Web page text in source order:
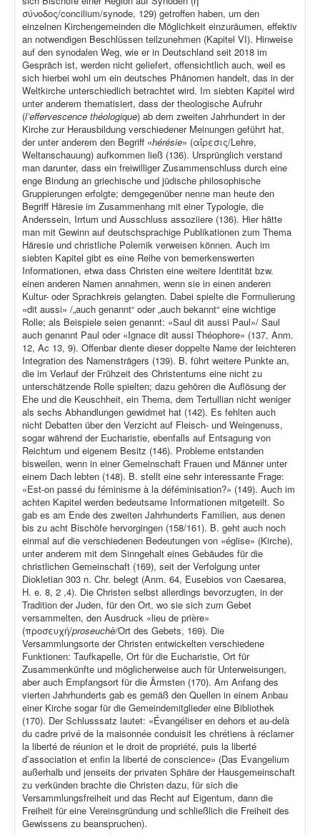
σύνοδος/concilium/synode, 129) getroffen haben, um den
einzelnen Kirchengemeinden die Möglichkeit einzuräumen, effektiv
an notwendigen Beschlüssen teilzunehmen (Kapitel VI). Hinweise
auf den synodalen Weg, wie er in Deutschland seit 2018 im
Gespräch ist, werden nicht geliefert, offensichtlich auch, weil es
sich hierbei wohl um ein deutsches Phänomen handelt, das in der
Weltkirche unterschiedlich betrachtet wird. Im siebten Kapitel wird
unter anderem thematisiert, dass der theologische Aufruhr
(l’effervescence théologique) ab dem zweiten Jahrhundert in der
Kirche zur Herausbildung verschiedener Meinungen geführt hat,
der unter anderem den Begriff «hérésie» (αἵρεσις/Lehre,
Weltanschauung) aufkommen ließ (136). Ursprünglich verstand
man darunter, dass ein freiwilliger Zusammenschluss durch eine
enge Bindung an griechische und jüdische philosophische
Gruppierungen erfolgte; demgegenüber nenne man heute den
Begriff Häresie im Zusammenhang mit einer Typologie, die
Anderssein, Irrtum und Ausschluss assoziiere (136). Hier hätte
man mit Gewinn auf deutschsprachige Publikationen zum Thema
Häresie und christliche Polemik verweisen können. Auch im
siebten Kapitel gibt es eine Reihe von bemerkenswerten
Informationen, etwa dass Christen eine weitere Identität bzw.
einen anderen Namen annahmen, wenn sie in einen anderen
Kultur- oder Sprachkreis gelangten. Dabei spielte die Formulierung
«dit aussi» /„auch genannt“ oder „auch bekannt“ eine wichtige
Rolle; als Beispiele seien genannt: «Saul dit aussi Paul»/ Saul
auch genannt Paul oder «Ignace dit aussi Théophore» (137, Anm.
12, Ac 13, 9). Offenbar diente dieser doppelte Name der leichteren
Integration des Namensträgers (139). B. führt weitere Punkte an,
die im Verlauf der Frühzeit des Christentums eine nicht zu
unterschätzende Rolle spielten; dazu gehören die Auflösung der
Ehe und die Keuschheit, ein Thema, dem Tertullian nicht weniger
als sechs Abhandlungen gewidmet hat (142). Es fehlten auch
nicht Debatten über den Verzicht auf Fleisch- und Weingenuss,
sogar während der Eucharistie, ebenfalls auf Entsagung von
Reichtum und eigenem Besitz (146). Probleme entstanden
bisweilen, wenn in einer Gemeinschaft Frauen und Männer unter
einem Dach lebten (148). B. stellt eine sehr interessante Frage:
«Est-on passé du féminisme à la déféminisation?» (149). Auch im
achten Kapitel werden bedeutsame Informationen mitgeteilt. So
gab es am Ende des zweiten Jahrhunderts Familien, aus denen
bis zu acht Bischöfe hervorgingen (158/161). B. geht auch noch
einmal auf die verschiedenen Bedeutungen von «église» (Kirche),
unter anderem mit dem Sinngehalt eines Gebäudes für die
christlichen Gemeinschaft (169), seit der Verfolgung unter
Diokletian 303 n. Chr. belegt (Anm. 64, Eusebios von Caesarea,
H. e. 8, 2 ,4). Die Christen selbst allerdings bevorzugten, in der
Tradition der Juden, für den Ort, wo sie sich zum Gebet
versammelten, den Ausdruck «lieu de prière»
(προσευχή/proseuchè/Ort des Gebets, 169). Die
Versammlungsorte der Christen entwickelten verschiedene
Funktionen: Taufkapelle, Ort für die Eucharistie, Ort für
Zusammenkünfte und möglicherweise auch für Unterweisungen,
aber auch Empfangsort für die Ärmsten (170). Am Anfang des
vierten Jahrhunderts gab es gemäß den Quellen in einem Anbau
einer Kirche sogar für die Gemeindemitglieder eine Bibliothek
(170). Der Schlusssatz lautet: «Évangéliser en dehors et au-delà
du cadre privé de la maisonnée conduisit les chrétiens à réclamer
la liberté de réunion et le droit de propriété, puis la liberté
d’association et enfin la liberté de conscience» (Das Evangelium
außerhalb und jenseits der privaten Sphäre der Hausgemeinschaft
zu verkünden brachte die Christen dazu, für sich die
Versammlungsfreiheit und das Recht auf Eigentum, dann die
Freiheit für eine Vereinsgründung und schließlich die Freiheit des
Gewissens zu beanspruchen).